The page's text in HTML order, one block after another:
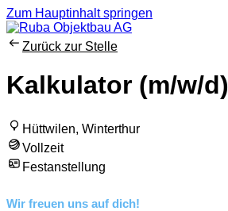
Zum Hauptinhalt springen
Zurück zur Stelle
Kalkulator (m/w/d)
Hüttwilen, Winterthur
Vollzeit
Festanstellung
Wir freuen uns auf dich!